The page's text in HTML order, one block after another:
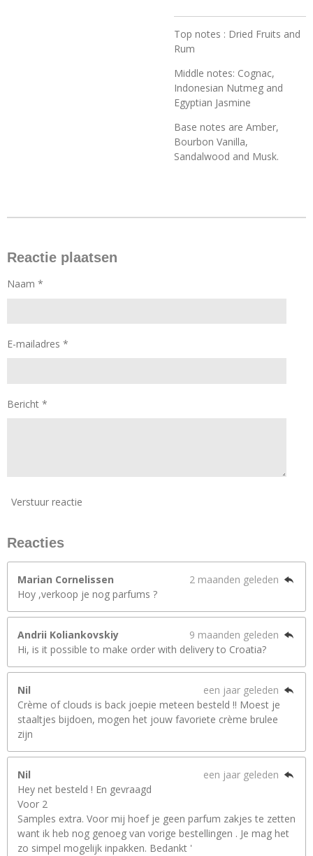
Top notes : Dried Fruits and
Rum
Middle notes: Cognac,
Indonesian Nutmeg and
Egyptian Jasmine
Base notes are Amber,
Bourbon Vanilla,
Sandalwood and Musk.
Reactie plaatsen
Naam *
E-mailadres *
Bericht *
Verstuur reactie
Reacties
Marian Cornelissen
2 maanden geleden
Hoy ,verkoop je nog parfums ?
Andrii Koliankovskiy
9 maanden geleden
Hi, is it possible to make order with delivery to Croatia?
Nil
een jaar geleden
Crème of clouds is back joepie meteen besteld !! Moest je
staaltjes bijdoen, mogen het jouw favoriete crème brulee
zijn
Nil
een jaar geleden
Hey net besteld ! En gevraagd
Voor 2
Samples extra. Voor mij hoef je geen parfum zakjes te zetten
want ik heb nog genoeg van vorige bestellingen . Je mag het
zo simpel mogelijk inpakken. Bedankt '